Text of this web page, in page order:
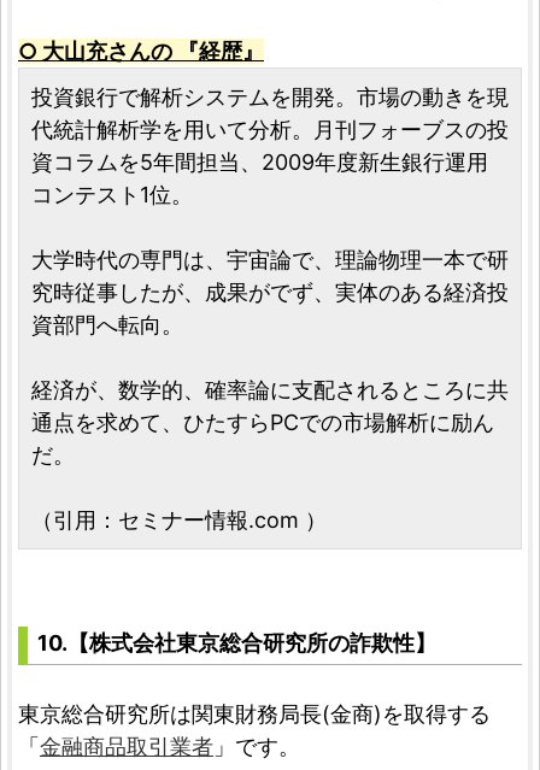
○ 大山充さんの 『経歴』
投資銀行で解析システムを開発。市場の動きを現
代統計解析学を用いて分析。月刊フォーブスの投
資コラムを5年間担当、2009年度新生銀行運用
コンテスト1位。
大学時代の専門は、宇宙論で、理論物理一本で研
究時従事したが、成果がでず、実体のある経済投
資部門へ転向。
経済が、数学的、確率論に支配されるところに共
通点を求めて、ひたすらPCでの市場解析に励ん
だ。
（引用：セミナー情報.com ）
10.【株式会社東京総合研究所の詐欺性】
東京総合研究所は関東財務局長(金商)を取得する
「 金融商品取引業者 」です。